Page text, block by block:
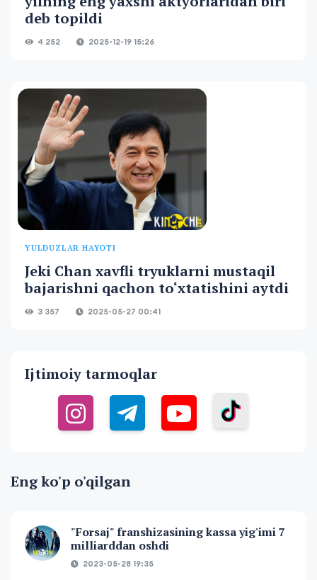
deb topildi
4 252 2025-12-19 15:26
YULDUZLAR HAYOTI
Jeki Chan xavfli tryuklarni mustaqil
bajarishni qachon to‘xtatishini aytdi
3 357 2025-05-27 00:41
Ijtimoiy tarmoqlar
Eng ko'p o'qilgan
"Forsaj" franshizasining kassa yig'imi 7
milliarddan oshdi
2023-05-28 19:35